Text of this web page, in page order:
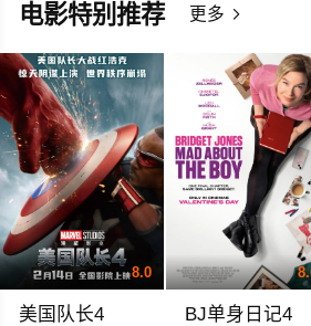
电影特别推荐 更多 
8.0
美国队长4 BJ单身日记4